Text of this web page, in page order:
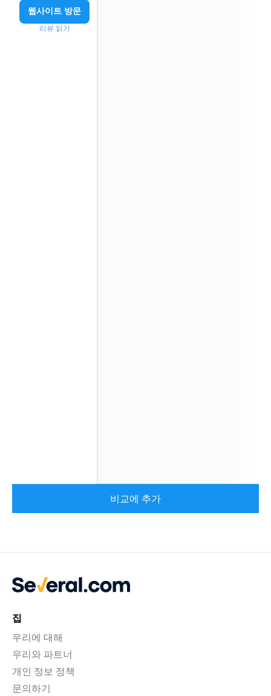
웹사이트 방문
리뷰 읽기
비교에 추가
집
우리에 대해
우리와 파트너
개인 정보 정책
문의하기